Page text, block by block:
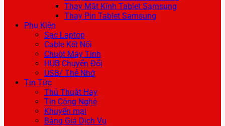
Thay Mặt Kính Tablet Samsung
Thay Pin Tablet Samsung
Phụ Kiện
Sạc Laptop
Cable Kết Nối
Chuột Máy Tính
HUB Chuyển Đổi
USB/ Thẻ Nhớ
Tin Tức
Thủ Thuật Hay
Tin Công Nghệ
Khuyến mại
Bảng Giá Dịch Vụ